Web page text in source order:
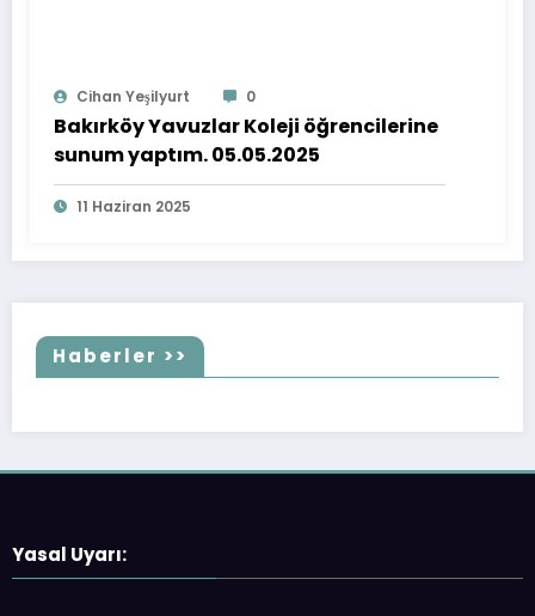
Cihan Yeşilyurt 0
Bakırköy Yavuzlar Koleji öğrencilerine
sunum yaptım. 05.05.2025
11 Haziran 2025
Haberler >>
Yasal Uyarı: